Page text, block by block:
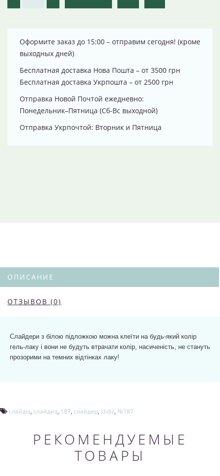
Оформите заказ до 15:00 – отправим сегодня! (кроме
выходных дней)
Бесплатная доставка Нова Пошта – от 3500 грн
Бесплатная доставка Укрпошта – от 2500 грн
Отправка Новой Почтой ежедневно:
Понедельник–Пятница (Сб-Вс выходной)
Отправка Укрпочтой: Вторник и Пятница
ОПИСАНИЕ
ОТЗЫВОВ (0)
Слайдери з білою підложкою можна клеїти на будь-який колір
гель-лаку і вони не будуть втрачати колір, насиченість, не стануть
прозорими на темних відтінках лаку!
слайдіз, слайдиз, 187, слайдер, slidiz, №187
РЕКОМЕНДУЕМЫЕ
ТОВАРЫ